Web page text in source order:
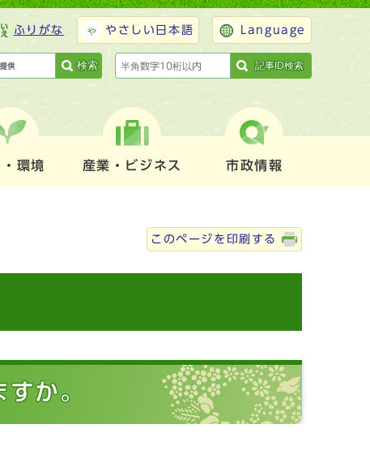
ふりがな やさしい日本語 Language
検索 記事ID検索
環境 産業・ビジネス 市政情報
このページを印刷する
か。